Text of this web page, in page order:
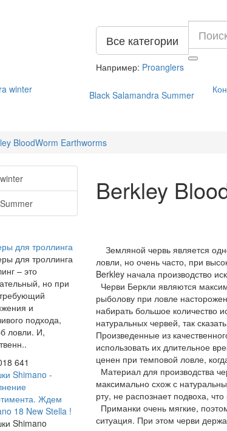
Все категории
Например: Proanglers
winter
Black Salamandra Summer
BloodWorm Earthworms
для троллинга
для троллинга
– это
но при
и
подхода,
ловли. И,
641
Shimano -
Ждем
18 New Stella !
Shimano
Berkley
Земляной червь является
ловли, но очень часто, при
Berkley начала производство
Черви Беркли являются
рыболову при ловле
набирать большое количество
натуральных червей, так
Произведенные из
использовать их длительное
ценен при темповой ловле,
Материал для производства
максимально схож с
рту, не распознает подвоха,
Приманки очень мягкие,
ситуация. При этом черви